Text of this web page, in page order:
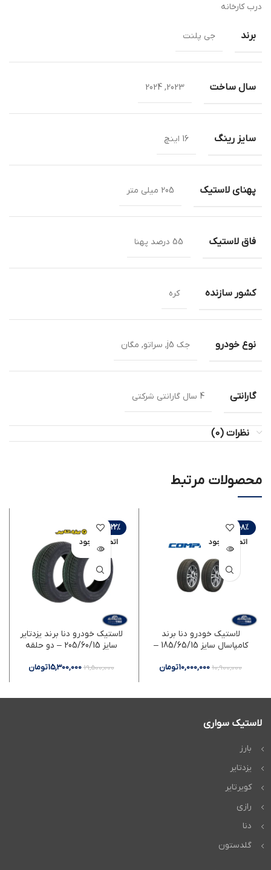
درب کارخانه
برند جی پلنت
سال ساخت 2023, 2024
سایز رینگ 16 اینچ
پهنای لاستیک 205 میلی متر
فاق لاستیک 55 درصد پهنا
کشور سازنده کره
نوع خودرو جک j5, سراتو, مگان
گارانتی 4 سال گارانتی شرکتی
نظرات (0)
محصولات مرتبط
-8%
اتمام موجود
ی
لاستیک خودرو دنا برند
کامپاسال سایز 185/65/15 –
10,900,000
10,000,000تومان
-22%
اتمام موجود
ی
لاستیک خودرو دنا برند یزدتایر
سایز 205/60/15 – دو حلقه
19,500,000
15,300,000تومان
لاستیک سواری
بارز
یزدتایر
کویرتایر
رازی
دنا
گلدستون